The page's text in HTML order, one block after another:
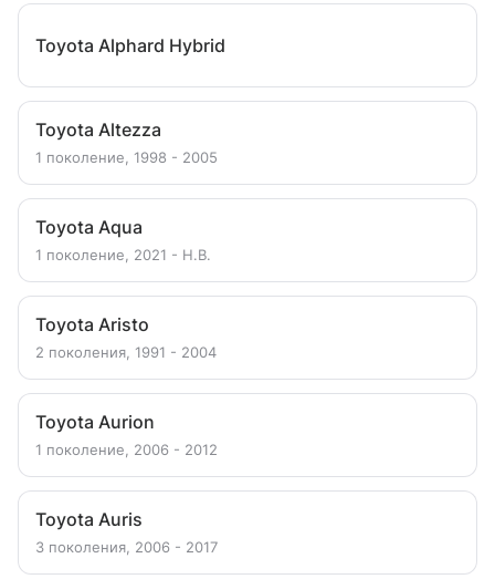
Toyota Alphard Hybrid
Toyota Altezza
1 поколение, 1998 - 2005
Toyota Aqua
1 поколение, 2021 - Н.В.
Toyota Aristo
2 поколения, 1991 - 2004
Toyota Aurion
1 поколение, 2006 - 2012
Toyota Auris
3 поколения, 2006 - 2017